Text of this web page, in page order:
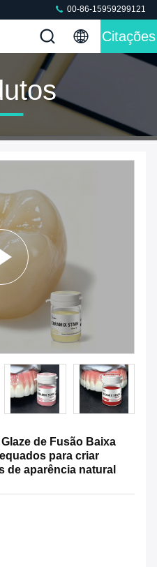
00-86-15959299121
Citações
de Fusão Baixa
para criar
de aparência natural